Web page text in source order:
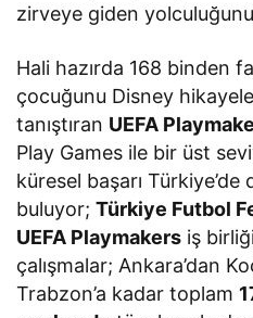
zirveye giden
Hali hazırda 168 binden
çocuğunu Disney
tanıştıran UEFA
Play Games ile bir üst
küresel başarı Türkiye’de
buluyor;Türkiye Futbol
UEFA Playmakers iş
çalışmalar; Ankara’dan
Trabzon’a kadar toplam